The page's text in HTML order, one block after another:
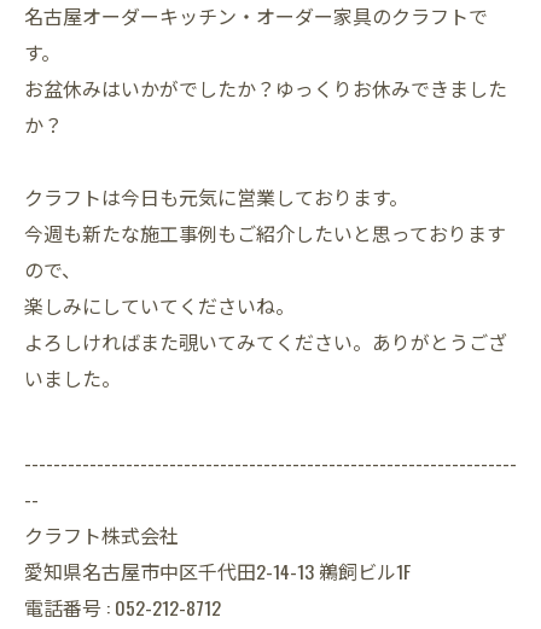
名古屋オーダーキッチン・オーダー家具のクラフトで
す。
お盆休みはいかがでしたか？ゆっくりお休みできました
か？
クラフトは今日も元気に営業しております。
今週も新たな施工事例もご紹介したいと思っております
ので、
楽しみにしていてくださいね。
よろしければまた覗いてみてください。ありがとうござ
いました。
--------------------------------------------------------------------
--
クラフト株式会社
愛知県名古屋市中区千代田2-14-13 鵜飼ビル1F
電話番号 : 052-212-8712